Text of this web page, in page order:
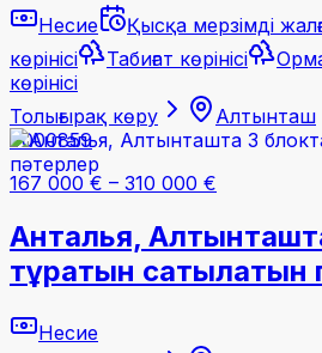
Несие Қысқа мерзімді
көрінісі
Табиғат көрінісі
көрінісі
Толығырақ көру
Алтынташ
#000859
167 000 € – 310 000 €
Анталья,
тұратын сатылатын
Несие